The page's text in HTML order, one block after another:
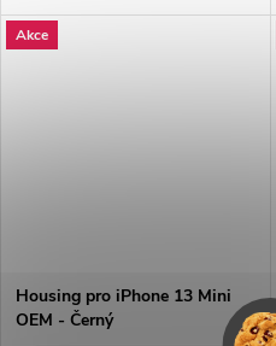
vnitřních komponent vašeho
zařízení.
Akce
Housing pro iPhone 13 Mini
OEM - Černý